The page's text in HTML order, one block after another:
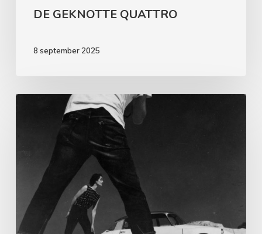
DE GEKNOTTE QUATTRO
8 september 2025
HET
STRIJKT